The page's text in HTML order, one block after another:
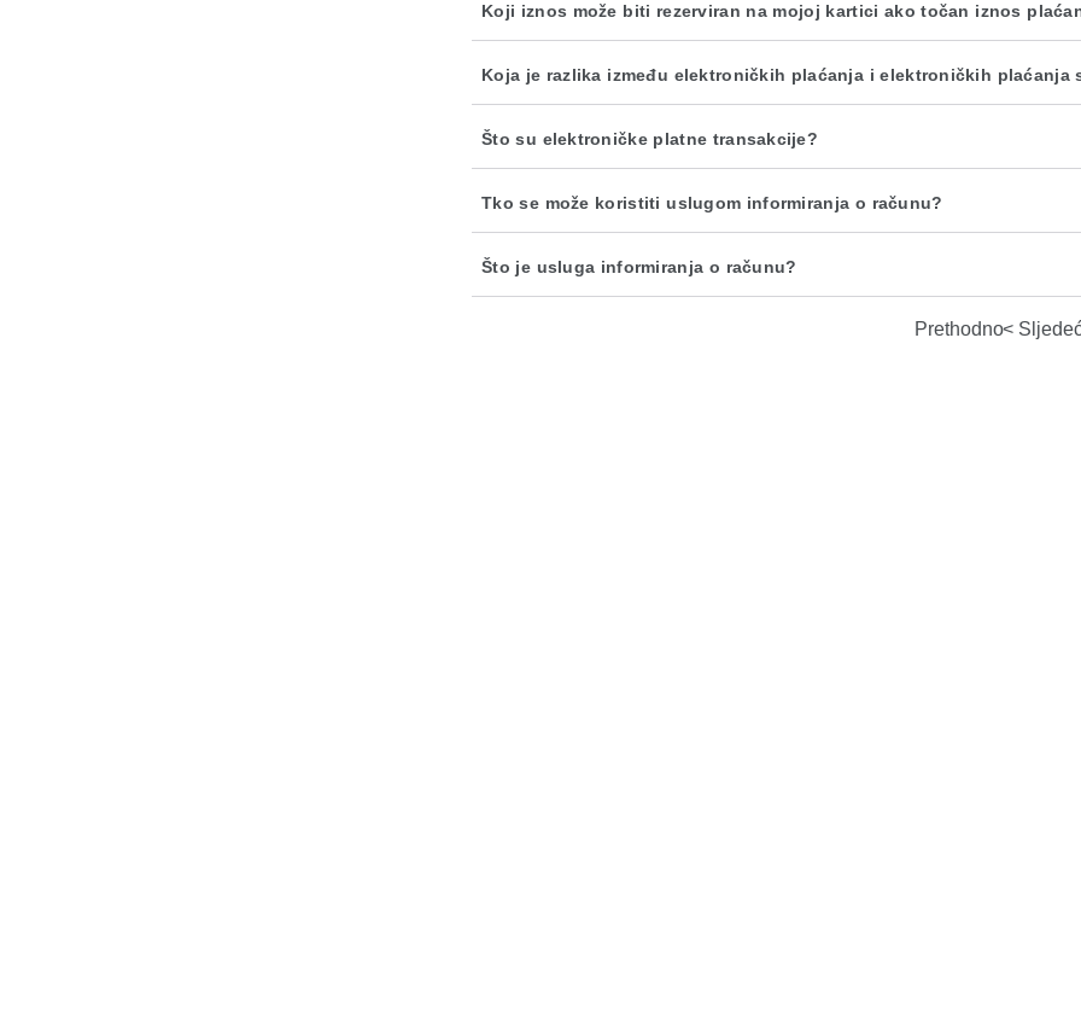
Koji iznos može biti rezerviran na mojoj kartici ako točan iznos
Koja je razlika između elektroničkih plaćanja i elektroničkih plaćanja
Što su elektroničke platne transakcije?
Tko se može koristiti uslugom informiranja o računu?
Što je usluga informiranja o računu?
Prethodno